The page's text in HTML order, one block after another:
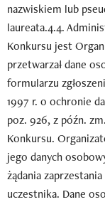
nazwiskiem lub
laureata.4.4.
Konkursu jest
przetwarzał dane
formularzu
1997 r. o ochronie
poz. 926, z późn.
Konkursu.
jego danych
żądania
uczestnika. Dane